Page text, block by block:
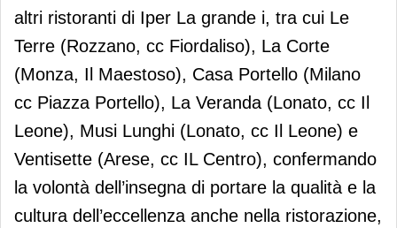
altri ristoranti di Iper La grande i, tra cui Le
Terre (Rozzano, cc Fiordaliso), La Corte
(Monza, Il Maestoso), Casa Portello (Milano
cc Piazza Portello), La Veranda (Lonato, cc Il
Leone), Musi Lunghi (Lonato, cc Il Leone) e
Ventisette (Arese, cc IL Centro), confermando
la volontà dell’insegna di portare la qualità e la
cultura dell’eccellenza anche nella ristorazione,